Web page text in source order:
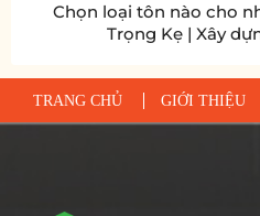
Chọn loại tôn nào cho
Trọng Kẹ | Xây
TRANG CHỦ GIỚI THIỆU